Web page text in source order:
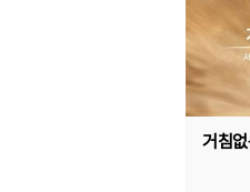
거침